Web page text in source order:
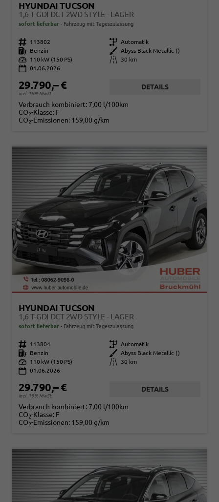
HYUNDAI TUCSON
1,6 T-GDI DCT 2WD STYLE - LAGER
sofort lieferbar Fahrzeug mit Tageszulassung
Fahrzeugnr. 113802 Getriebe Automatik
Kraftstoff
Benzin Außenfarbe
Abyss Black Metallic ()
Leistung
110 kW (150 PS) Kilometerstand
30 km
01.06.2026
29.790,– €
incl. 19% MwSt.
DETAILS
Verbrauch kombiniert: 7,00 l/100km
CO2-Klasse: F
CO2-Emissionen: 159,00 g/km
HYUNDAI TUCSON
1,6 T-GDI DCT 2WD STYLE - LAGER
sofort lieferbar Fahrzeug mit Tageszulassung
Fahrzeugnr. 113804 Getriebe Automatik
Kraftstoff
Benzin Außenfarbe
Abyss Black Metallic ()
Leistung
110 kW (150 PS) Kilometerstand
30 km
01.06.2026
29.790,– €
incl. 19% MwSt.
DETAILS
Verbrauch kombiniert: 7,00 l/100km
CO2-Klasse: F
CO2-Emissionen: 159,00 g/km